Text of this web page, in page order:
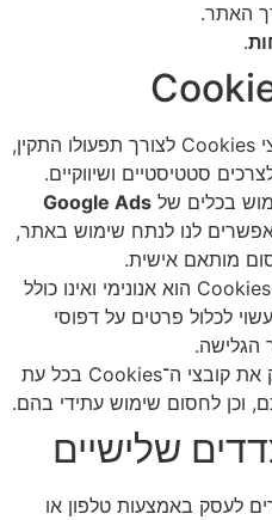
האתר.
.
האתר עושה שימוש בקובצי Cookies לצורך תפעולו התקין,
סטטיסטיים ושיווקיים.
בכלים של Google Ads
לנו לנתח שימוש באתר,
מותאם אישית.
המידע שנאסף באמצעות Cookies הוא אנונימי ואינו כולל
לכלול פרטים על דפוסי
הגלישה.
באפשרותכם לנהל ולמחוק את קובצי ה־Cookies בכל עת
וכן לחסום שימוש עתידי בהם.
שלישיים
לעסק באמצעות טלפון או